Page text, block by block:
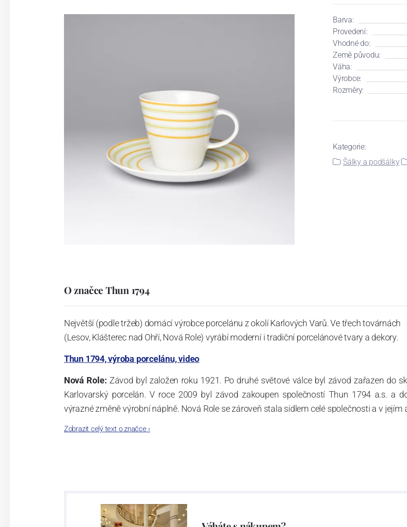
Barva:
Provedení:
Vhodné do:
Země původu:
Váha:
Výrobce:
Rozměry:
Kategorie:
Šálky a podšálky
O značce Thun 1794
Největší (podle tržeb) domácí výrobce porcelánu z okolí Karlových Varů. Ve třech továrnách
(Lesov, Klášterec nad Ohří, Nová Role) vyrábí moderní i tradiční porcelánové tvary a dekory.
Thun 1794, výroba porcelánu, video
Nová Role: Závod byl založen roku 1921. Po druhé světové válce byl závod zařazen do
Karlovarský porcelán. V roce 2009 byl závod zakoupen společností Thun 1794 a.s. a
výrazné změně výrobní náplně. Nová Role se zároveň stala sídlem celé společnosti a v jejím
Zobrazit celý text o značce›